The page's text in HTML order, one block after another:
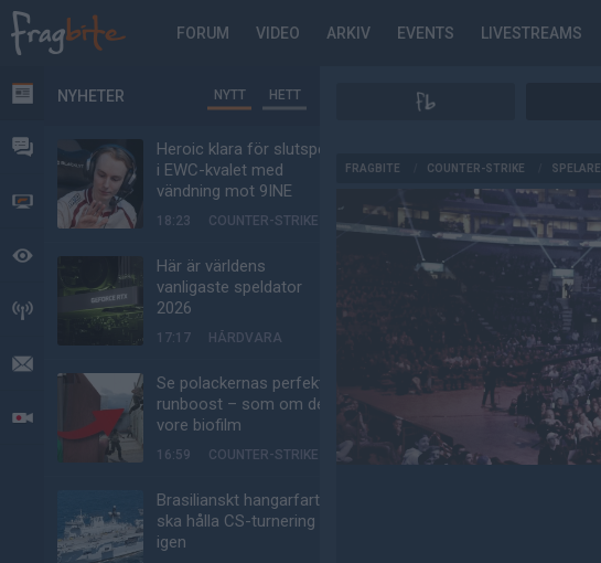
FORUM VIDEO ARKIV EVENTS LIVESTREAMS
NYHETER
VIDEO
BEVAKAT
HÄNDELSER
LIVESÄNDNINGAR
NYHETER NYTT HETT
Heroic klara för slutspel
i EWC-kvalet med
vändning mot 9INE
18:23 COUNTER-STRIKE
Här är världens
vanligaste speldator
2026
17:17 HÅRDVARA
Se polackernas perfekta
runboost – som om det
vore biofilm
16:59 COUNTER-STRIKE
Brasilianskt hangarfartyg
ska hålla CS-turnering –
igen
FRAGBITE COUNTER-STRIKE SPELARE